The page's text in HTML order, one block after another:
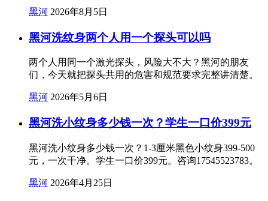
黑河 2026年8月5日
黑河洗纹身两个人用一个探头可以吗
两个人用同一个激光探头，风险大不大？黑河的朋友
们，今天就把探头共用的危害和规范要求完整讲清楚。
黑河 2026年5月6日
黑河洗小纹身多少钱一次？学生一口价399元
黑河洗小纹身多少钱一次？1-3厘米黑色小纹身399-500
元，一次干净。学生一口价399元。咨询17545523783。
黑河 2026年4月25日